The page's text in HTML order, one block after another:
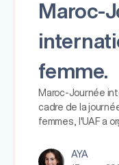
Maroc-
femme.
Maroc-Journée
cadre de la
femmes , l'UAF a
AYA